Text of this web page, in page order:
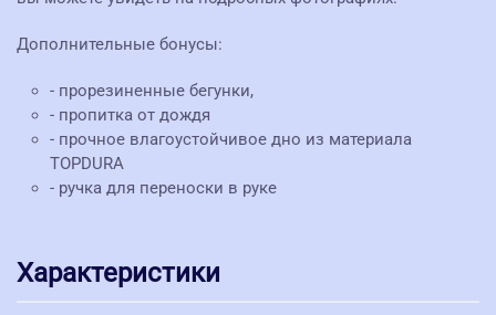
Дополнительные бонусы:
- прорезиненные бегунки,
- пропитка от дождя
- прочное влагоустойчивое дно из материала
TOPDURA
- ручка для переноски в руке
Характеристики